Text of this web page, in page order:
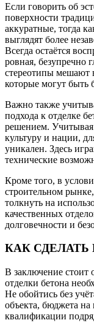
Если говорить об
поверхности
аккуратные, тогда
выглядят более
Всегда остаётся
ровная, безупречно
стереотипы
которые могут
Важно также
подхода к отделке
решением. Учитывая
культуру и нации,
уникален. Здесь
технические
Кроме того, в
строительном
толкнуть на
качественных
долговечности и
КАК
В заключение стоит
отделки бетона
Не обойтись без
объекта, бюджета на
квалификации